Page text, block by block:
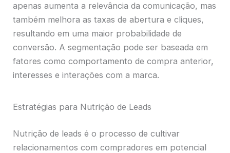
apenas aumenta a relevância da comunicação, mas
também melhora as taxas de abertura e cliques,
resultando em uma maior probabilidade de
conversão. A segmentação pode ser baseada em
fatores como comportamento de compra anterior,
interesses e interações com a marca.
Estratégias para Nutrição de Leads
Nutrição de leads é o processo de cultivar
relacionamentos com compradores em potencial